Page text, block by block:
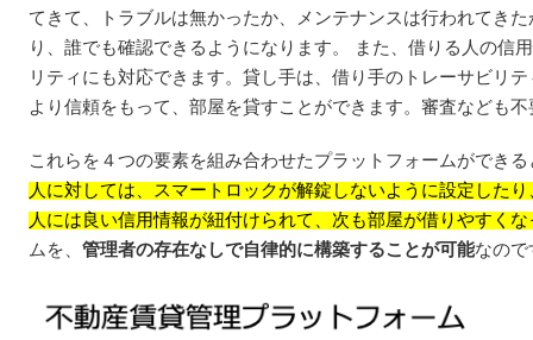
てきて、トラブルは無かったか、メンテナンスは行われてき
り、誰でも確認できるようになります。 また、借りる人の信
リティにも対応できます。貸し手は、借り手のトレーサビリ
より信頼をもって、部屋を貸すことができます。審査なども
これらを４つの要素を組み合わせたプラットフォームができ
人に対しては、スマートロックが解錠しないように設定した
人には良い信用情報が紐付けられて、次も部屋が借りやすく
ムを、 管理者の存在なしで自律的に構築することが可能なので